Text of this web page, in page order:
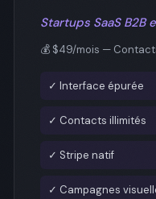
Startups SaaS B2B
💰 $49/mois —
✓ Interface épurée
✓ Contacts illimités
✓ Stripe natif
✓ Campagnes